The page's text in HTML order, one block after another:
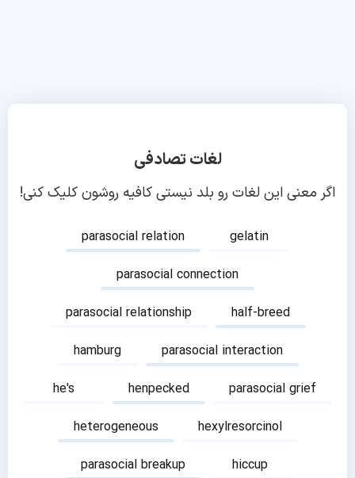
لغات تصادفی
اگر معنی این لغات رو بلد نیستی کافیه روشون کلیک کنی!
parasocial relation
gelatin
parasocial connection
parasocial relationship
half-breed
hamburg
parasocial interaction
he's
henpecked
parasocial grief
heterogeneous
hexylresorcinol
parasocial breakup
hiccup